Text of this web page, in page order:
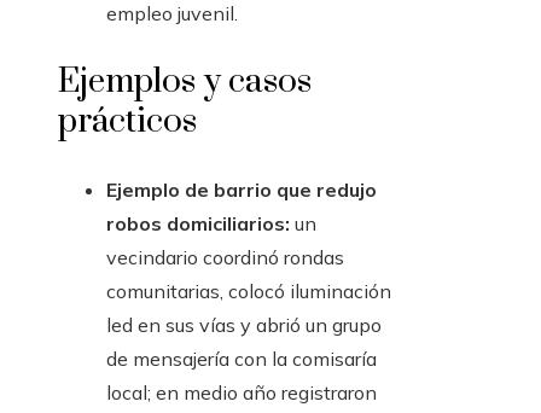
empleo juvenil.
Ejemplos y casos
prácticos
Ejemplo de barrio que redujo
robos domiciliarios: un
vecindario coordinó rondas
comunitarias, colocó iluminación
led en sus vías y abrió un grupo
de mensajería con la comisaría
local; en medio año registraron